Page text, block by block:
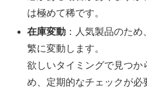
は極めて稀です。
在庫変動 ：人気製品のた
繁に変動します。
欲しいタイミングで見つか
め、定期的なチェックが必